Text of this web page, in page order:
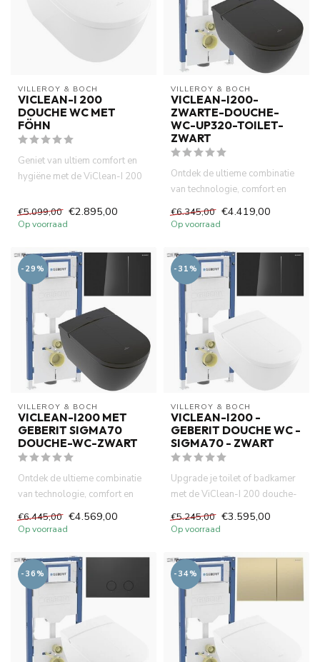
VILLEROY & BOCH
VICLEAN-I 200
DOUCHE WC MET
FÖHN
Geniet van ultiem comfort en
hygiëne met de ViClean-I 200
€5.099,00 €2.895,00
Op voorraad
VILLEROY & BOCH
VICLEAN-I200-
ZWARTE-DOUCHE-
WC-UP320-TOILET-
ZWART
Ontdek de ultieme combinatie
van technologie, comfort en
stijl met de Villeroy &...
€6.345,00 €4.419,00
Op voorraad
-29%
VILLEROY & BOCH
VICLEAN-I200 MET
GEBERIT SIGMA70
DOUCHE-WC-ZWART
Ontdek de ultieme combinatie
van technologie, comfort en
stijl met de Villeroy &...
€6.445,00 €4.569,00
Op voorraad
-31%
VILLEROY & BOCH
VICLEAN-I200 -
GEBERIT DOUCHE WC -
SIGMA70 - ZWART
Upgrade je toilet of badkamer
met de ViClean-I 200 douche-
wc, het betrouwbare Ge...
€5.245,00 €3.595,00
Op voorraad
-36% -34%